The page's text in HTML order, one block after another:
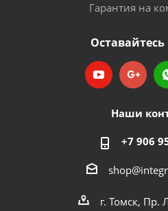
Гарантия на
Оставайтесь
Наши
+7 906
г. Томск, Пр.